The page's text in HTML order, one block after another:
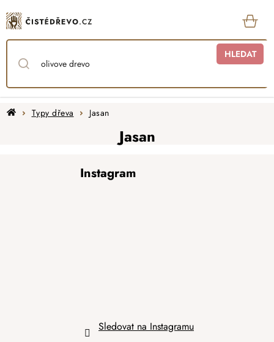
na
obsah
HLEDAT
DomůTypy dřeva Jasan
Jasan
Instagram
Sledovat na Instagramu